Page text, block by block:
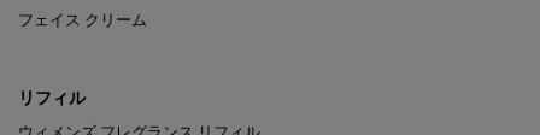
フェイス クリーム
リフィル